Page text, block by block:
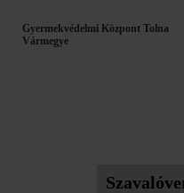
Gyermekvédelmi Központ Tolna
Vármegye